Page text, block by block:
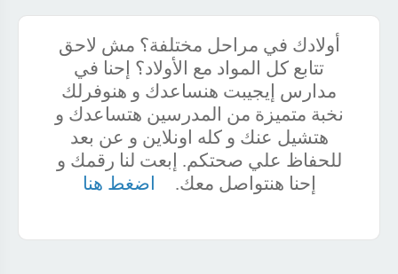
أولادك في مراحل مختلفة؟ مش لاحق
تتابع كل المواد مع الأولاد؟ إحنا في
مدارس إيجيبت هنساعدك و هنوفرلك
نخبة متميزة من المدرسين هتساعدك و
هتشيل عنك و كله اونلاين و عن بعد
للحفاظ علي صحتكم. إبعت لنا رقمك و
إحنا هنتواصل معك.
اضغط هنا